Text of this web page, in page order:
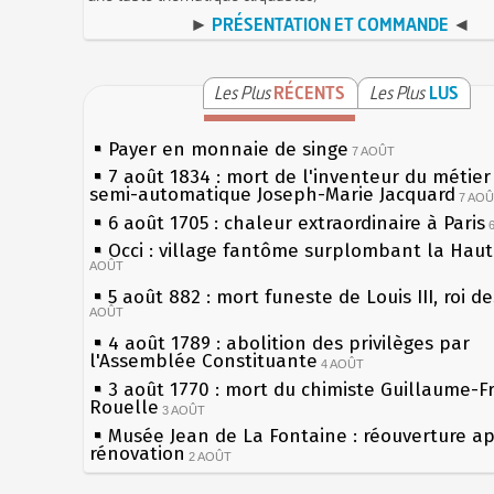
► PRÉSENTATION ET COMMANDE ◄
Les PlusRÉCENTS Les Plus LUS
Payer en monnaie de singe 7 AOÛT
7 août 1834 : mort de l'inventeur du
semi-automatique Joseph-Marie Jacquard 7
6 août 1705 : chaleur extraordinaire à Paris
Occi : village fantôme surplombant la
AOÛT
5 août 882 : mort funeste de Louis III, roi
AOÛT
4 août 1789 : abolition des privilèges par
l'Assemblée Constituante 4 AOÛT
3 août 1770 : mort du chimiste Guillaume-
Rouelle 3 AOÛT
Musée Jean de La Fontaine : réouverture
rénovation 2 AOÛT
2 août 1802 : Bonaparte est nommé